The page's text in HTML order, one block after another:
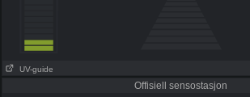
UV-guide
Offisiell sensostasjon